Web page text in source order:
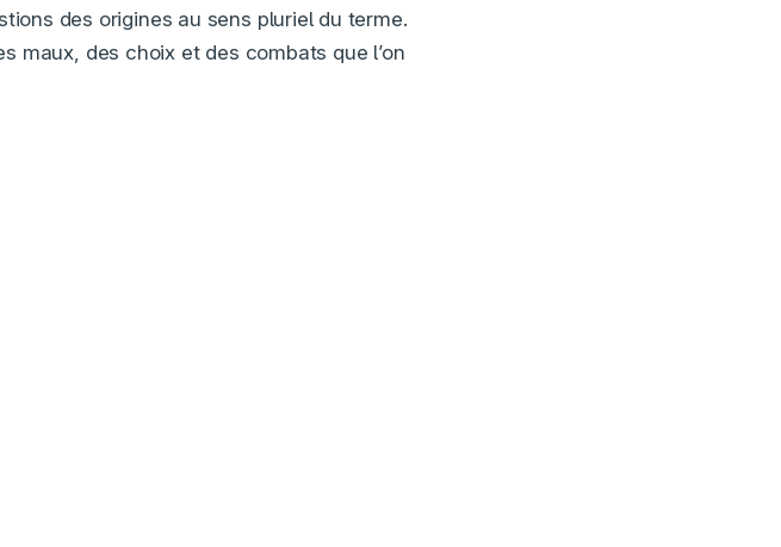
des origines au sens pluriel du terme.
maux, des choix et des combats que l’on